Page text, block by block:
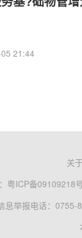
21:44
关
粤ICP备09109218
息举报电话：0755-